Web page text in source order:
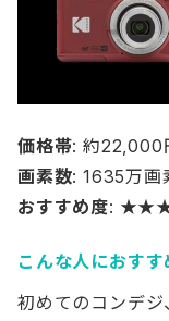
価格帯: 約22,000
画素数: 1635万画
おすすめ度:
こんな人におすす
初めてのコンデ